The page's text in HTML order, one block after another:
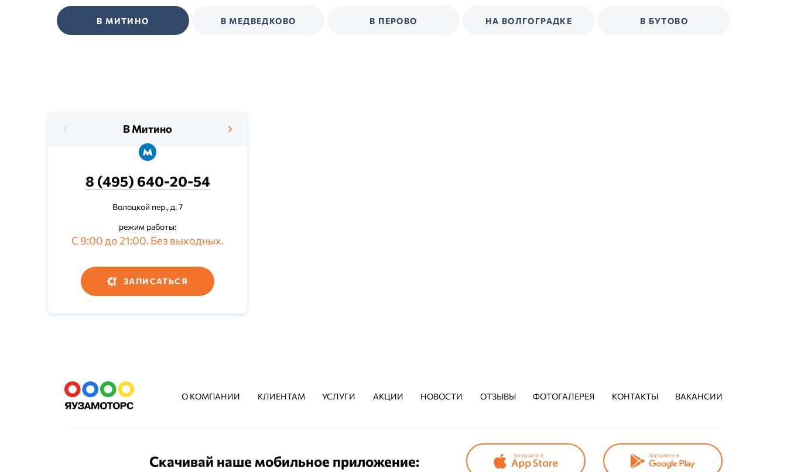
В МИТИНО В МЕДВЕДКОВО В ПЕРОВО НА ВОЛГОГРАДКЕ В БУТОВО
В Митино
8 (495) 640-20-54
Волоцкой пер., д. 7
режим работы:
С 9:00 до 21:00. Без выходных.
ЗАПИСАТЬСЯ
О КОМПАНИИ КЛИЕНТАМ УСЛУГИ АКЦИИ НОВОСТИ ОТЗЫВЫ ФОТОГАЛЕРЕЯ КОНТАКТЫ ВАКАНСИИ
Скачивай наше мобильное приложение: